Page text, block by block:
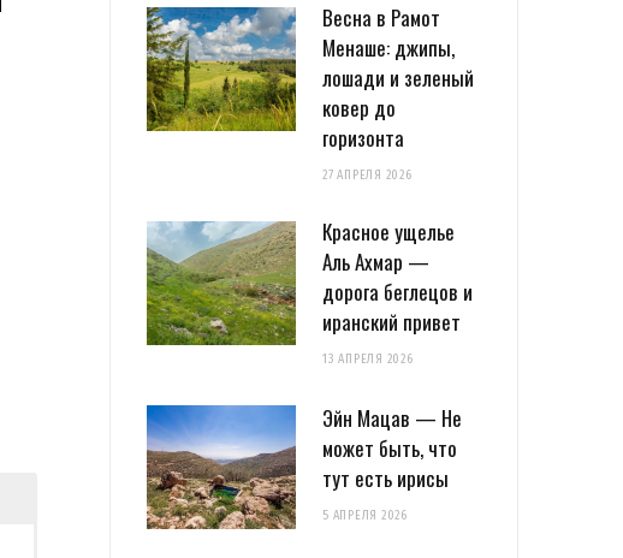
Весна в Рамот
Менаше: джипы,
лошади и зеленый
ковер до
горизонта
27 АПРЕЛЯ 2026
Красное ущелье
Аль Ахмар —
дорога беглецов и
иранский привет
13 АПРЕЛЯ 2026
Эйн Мацав — Не
может быть, что
тут есть ирисы
5 АПРЕЛЯ 2026